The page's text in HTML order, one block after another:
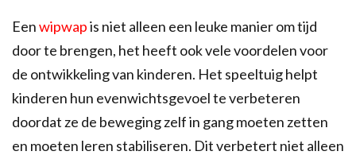
Eenwipwapis niet alleen een leuke manier om tijd
door te brengen, het heeft ook vele voordelen voor
de ontwikkeling van kinderen. Het speeltuig helpt
kinderen hun evenwichtsgevoel te verbeteren
doordat ze de beweging zelf in gang moeten zetten
en moeten leren stabiliseren. Dit verbetert niet alleen